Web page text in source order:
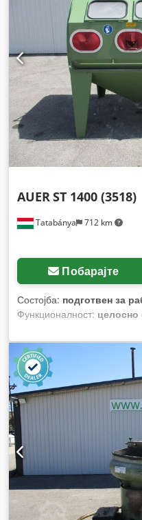
Tatabánya 712 km
AUERST 1400 (3518)
Побарајте
Состојба: подготвен за
Функционалност: целосно